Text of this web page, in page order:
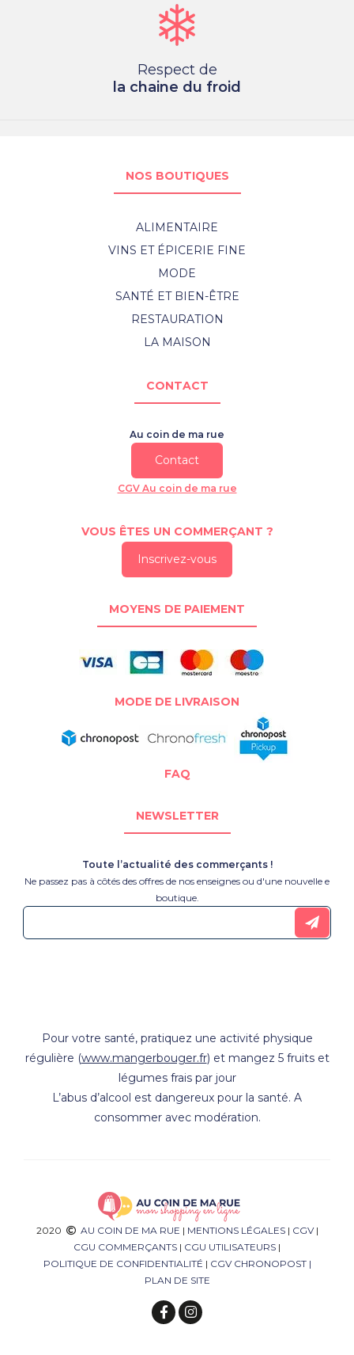
Respect de
la chaine du froid
NOS BOUTIQUES
ALIMENTAIRE
VINS ET ÉPICERIE FINE
MODE
SANTÉ ET BIEN-ÊTRE
RESTAURATION
LA MAISON
CONTACT
Au coin de ma rue
Contact
CGV Au coin de ma rue
VOUS ÊTES UN COMMERÇANT ?
Inscrivez-vous
MOYENS DE PAIEMENT
MODE DE LIVRAISON
FAQ
NEWSLETTER
Toute l’actualité des commerçants !
Ne passez pas à côtés des offres de nos enseignes ou d'une nouvelle e
boutique.
Pour votre santé, pratiquez une activité physique
régulière (www.mangerbouger.fr) et mangez 5 fruits et
légumes frais par jour
L’abus d’alcool est dangereux pour la santé. A
consommer avec modération.
2020 AU COIN DE MA RUE | MENTIONS LÉGALES| CGV|
CGU COMMERÇANTS | CGU UTILISATEURS |
POLITIQUE DE CONFIDENTIALITÉ | CGV CHRONOPOST |
PLAN DE SITE